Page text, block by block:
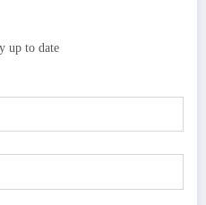
up to date